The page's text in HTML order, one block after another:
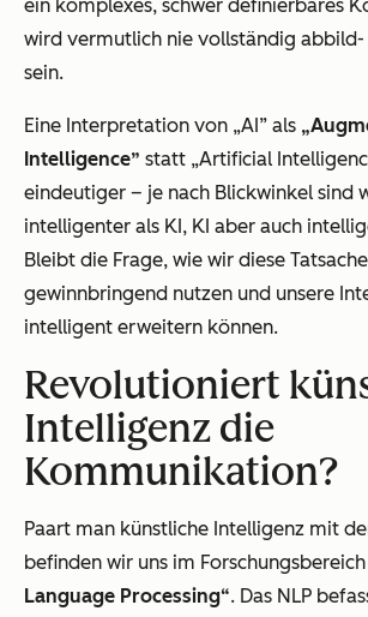
ein komplexes, schwer definierbares
wird vermutlich nie vollständig
sein.
Eine Interpretation von „AI” als
Intelligence” statt „Artificial
eindeutiger – je nach Blickwinkel sind
intelligenter als KI, KI aber auch
Bleibt die Frage, wie wir diese Tatsache
gewinnbringend nutzen und unsere
intelligent erweitern können.
Revolutioniert
Intelligenz die
Kommunikation?
Paart man künstliche Intelligenz mit
befinden wir uns im Forschungsbereich
Language Processing“. Das NLP